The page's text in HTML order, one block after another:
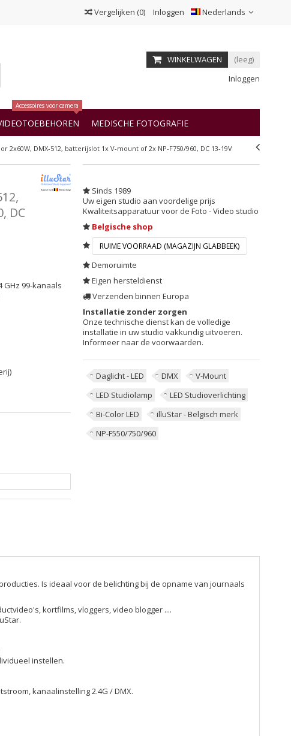
Nederlands
Inloggen
Vergelijken (0)
WINKELWAGEN
(leeg)
Inloggen
Accessoires voor camera
MEDISCHE FOTOGRAFIE
2x60W, DMX-512, batterijslot 1x V-mount of 2x NP-F750/960, DC 13-19V
DC
GHz 99-kanaals
Sinds 1989
Uw eigen studio aan voordelige prijs
Kwaliteitsapparatuur voor de Foto - Video studio
Belgische shop
RUIME VOORRAAD (MAGAZIJN GLABBEEK)
Demoruimte
Eigen hersteldienst
Verzenden binnen Europa
Installatie zonder zorgen
Onze technische dienst kan de volledige
installatie in uw studio vakkundig uitvoeren.
Informeer naar de voorwaarden.
Daglicht - LED DMX
V-Mount
LED Studiolamp
LED Studioverlichting
Bi-Color LED
illuStar - Belgisch merk
NP-F550/750/960
Is ideaal voor de belichting bij de opname van journaals
kortfilms, vloggers, video blogger ....
instellen.
kanaalinstelling 2.4G / DMX.